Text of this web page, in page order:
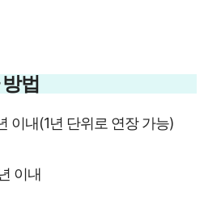
법
이내(1년 단위로 연장 가능)
이내